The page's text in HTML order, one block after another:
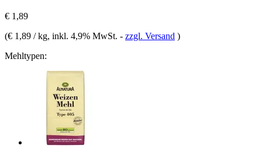
€ 1,89
(€ 1,89 / kg, inkl. 4,9% MwSt. - zzgl. Versand )
Mehltypen: